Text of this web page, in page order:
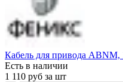
Кабель для привода ABNM,
Есть в наличии
1 110 руб за шт